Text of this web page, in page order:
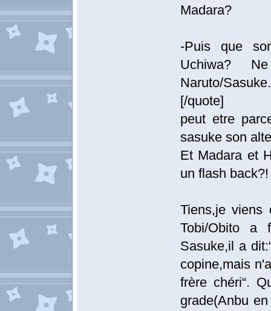
Madara?
-Puis que
Uchiwa?
Naruto/
[/quote]
peut etre
sasuke son
Et Madara et
un flash back?!
Tiens,je viens
Tobi/Obito a
Sasuke,il a
copine,mais
frère chéri“.
grade(Anbu